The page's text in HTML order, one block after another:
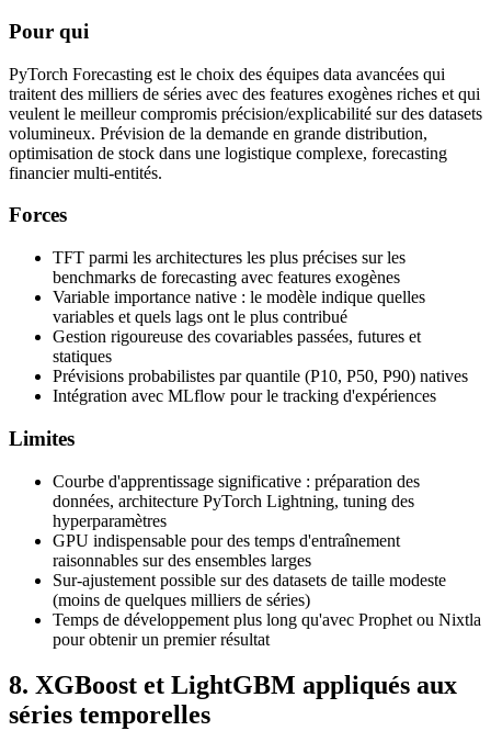
Pour qui
PyTorch Forecasting est le choix des équipes data avancées qui
traitent des milliers de séries avec des features exogènes riches et qui
veulent le meilleur compromis précision/explicabilité sur des datasets
volumineux. Prévision de la demande en grande distribution,
optimisation de stock dans une logistique complexe, forecasting
financier multi-entités.
Forces
TFT parmi les architectures les plus précises sur les
benchmarks de forecasting avec features exogènes
Variable importance native : le modèle indique quelles
variables et quels lags ont le plus contribué
Gestion rigoureuse des covariables passées, futures et
statiques
Prévisions probabilistes par quantile (P10, P50, P90) natives
Intégration avec MLflow pour le tracking d'expériences
Limites
Courbe d'apprentissage significative : préparation des
données, architecture PyTorch Lightning, tuning des
hyperparamètres
GPU indispensable pour des temps d'entraînement
raisonnables sur des ensembles larges
Sur-ajustement possible sur des datasets de taille modeste
(moins de quelques milliers de séries)
Temps de développement plus long qu'avec Prophet ou Nixtla
pour obtenir un premier résultat
8. XGBoost et LightGBM appliqués aux
séries temporelles